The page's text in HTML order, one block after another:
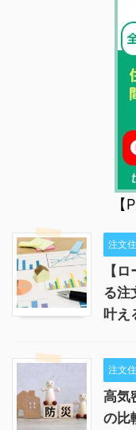
注文
【
る注
叶え
注文
高気
の比